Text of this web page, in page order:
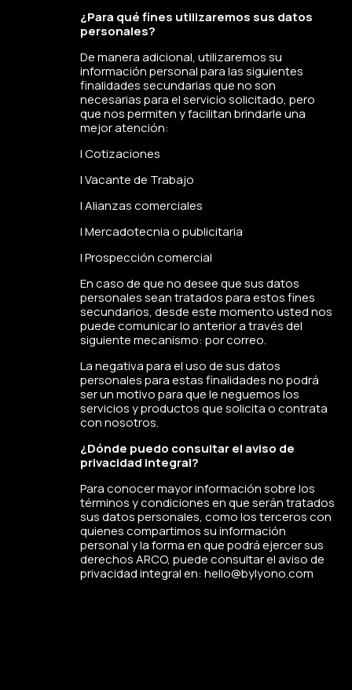
¿Para qué fines utilizaremos sus datos
personales?
De manera adicional, utilizaremos su
información personal para las siguientes
finalidades secundarias que no son
necesarias para el servicio solicitado, pero
que nos permiten y facilitan brindarle una
mejor atención:
l Cotizaciones
l Vacante de Trabajo
l Alianzas comerciales
l Mercadotecnia o publicitaria
l Prospección comercial
En caso de que no desee que sus datos
personales sean tratados para estos fines
secundarios, desde este momento usted nos
puede comunicar lo anterior a través del
siguiente mecanismo: por correo.
La negativa para el uso de sus datos
personales para estas finalidades no podrá
ser un motivo para que le neguemos los
servicios y productos que solicita o contrata
con nosotros.
¿Dónde puedo consultar el aviso de
privacidad integral?
Para conocer mayor información sobre los
términos y condiciones en que serán tratados
sus datos personales, como los terceros con
quienes compartimos su información
personal y la forma en que podrá ejercer sus
derechos ARCO, puede consultar el aviso de
privacidad integral en:hello@bylyono.com